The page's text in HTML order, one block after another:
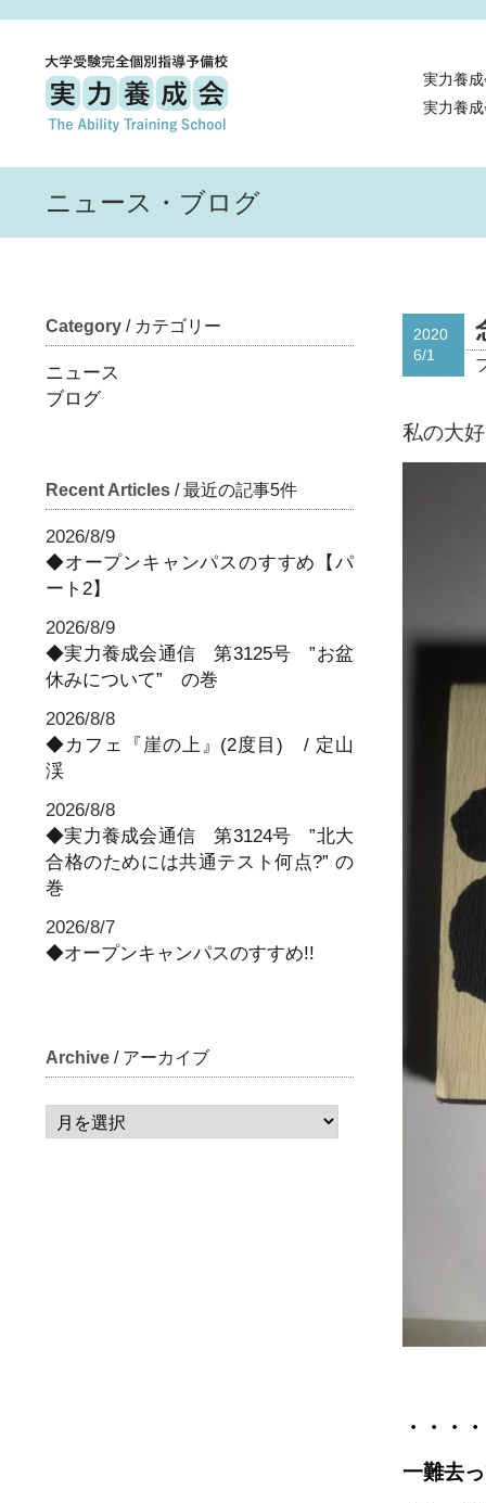
実力養
実力養
ニュース・ブログ
Category / カテゴリー
ニュース
ブログ
Recent Articles / 最近の記事5件
2026/8/9
◆オープンキャンパスのすすめ【パ
ート2】
2026/8/9
◆実力養成会通信 第3125号 ”お盆
休みについて” の巻
2026/8/8
◆カフェ『崖の上』(2度目) / 定山
渓
2026/8/8
◆実力養成会通信 第3124号 ”北大
合格のためには共通テスト何点?” の
巻
2026/8/7
◆オープンキャンパスのすすめ!!
Archive / アーカイブ
2020
6/1
私の大
・・・
一難去